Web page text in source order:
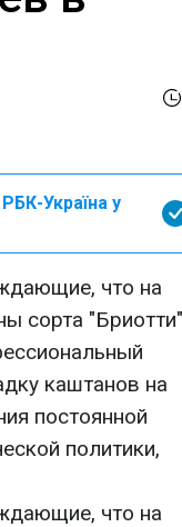
РБК-Україна у
что на
сорта
каштанов на
постоянной
политики,
что на